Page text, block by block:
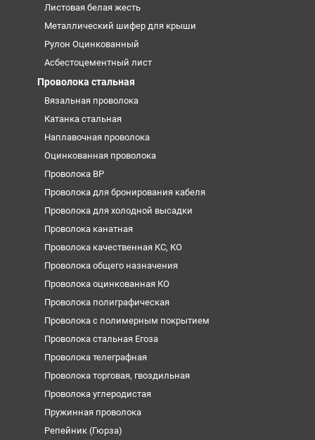
Листовая белая жесть
Металлический шифер для крыши
Рулон Оцинкованный
Асбестоцементный лист
Проволока стальная
Вязальная проволока
Катанка стальная
Наплавочная проволока
Оцинкованная проволока
Проволока ВР
Проволока для бронирования кабеля
Проволока для холодной высадки
Проволока канатная
Проволока качественная КС, КО
Проволока общего назначения
Проволока оцинкованная КО
Проволока полиграфическая
Проволока с полимерным покрытием
Проволока стальная Егоза
Проволока телеграфная
Проволока торговая, гвоздильная
Проволока углеродистая
Пружинная проволока
Репейник (Гюрза)